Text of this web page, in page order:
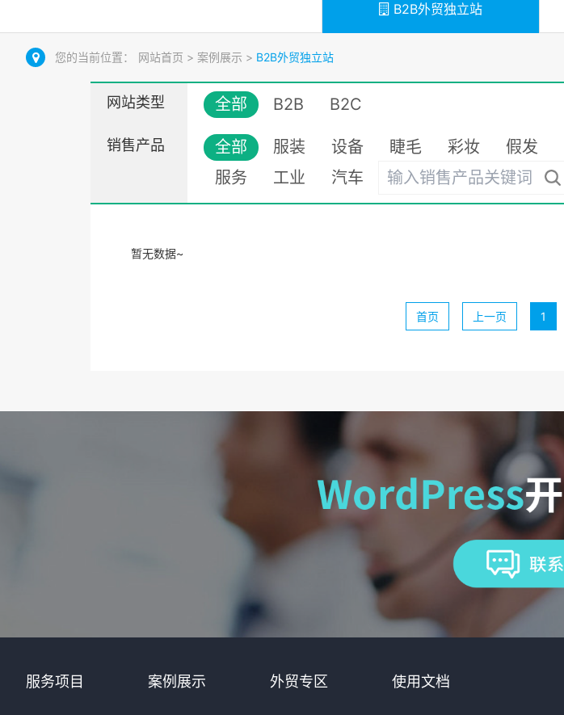
B2B外贸独立站
您的当前位置： 网站首页 > 案例展示 > B2B外贸独立站
网站类型 全部 B2B B2C
销售产品 全部 服装 设备 睫毛 彩妆 假发
服务
工业 汽车
暂无数据~
首页 上一页 1
服务项目 案例展示 外贸专区 使用文档